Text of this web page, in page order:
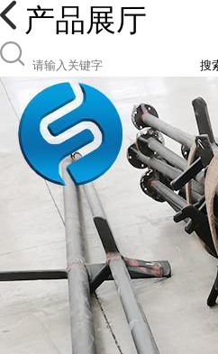
产品展厅
搜